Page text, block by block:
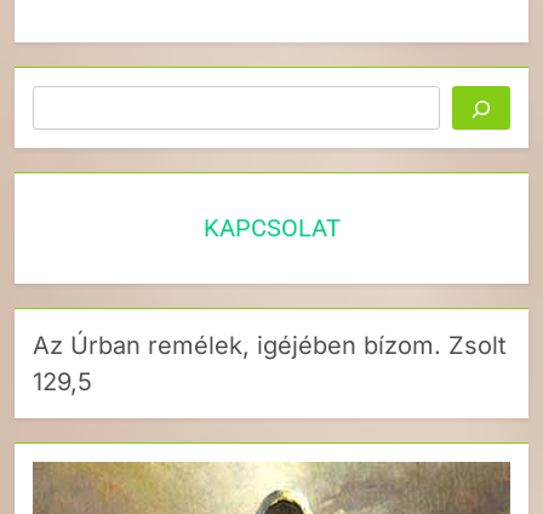
KAPCSOLAT
Az Úrban remélek, igéjében bízom. Zsolt
129,5